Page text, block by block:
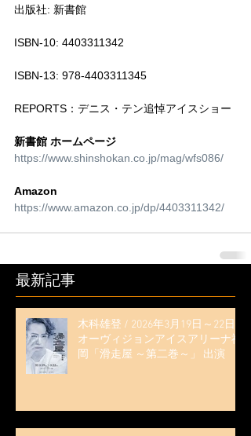
出版社: 新書館
ISBN-10: 4403311342
ISBN-13: 978-4403311345
REPORTS：デニス・テン追悼アイスショー
新書館 ホームページ
https://www.shinshokan.co.jp/mag/wfs086/
Amazon
https://www.amazon.co.jp/dp/4403311342/
最新記事
木科雄登 / 2026年3月19日～22日
オーヴィジョンアイスアリーナ福
岡「滑走屋 ～第二巻～」 出演